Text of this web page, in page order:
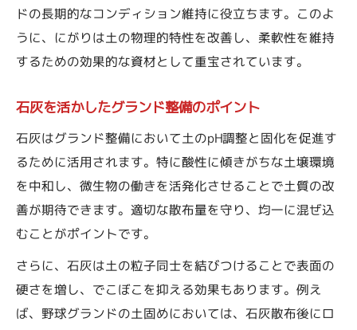
ドの長期的なコンディション維持に役立ちます。このよ
うに、にがりは土の物理的特性を改善し、柔軟性を維持
するための効果的な資材として重宝されています。
石灰を活かしたグランド整備のポイント
石灰はグランド整備において土のpH調整と固化を促進す
るために活用されます。特に酸性に傾きがちな土壌環境
を中和し、微生物の働きを活発化させることで土質の改
善が期待できます。適切な散布量を守り、均一に混ぜ込
むことがポイントです。
さらに、石灰は土の粒子同士を結びつけることで表面の
硬さを増し、でこぼこを抑える効果もあります。例え
ば、野球グランドの土固めにおいては、石灰散布後にロ